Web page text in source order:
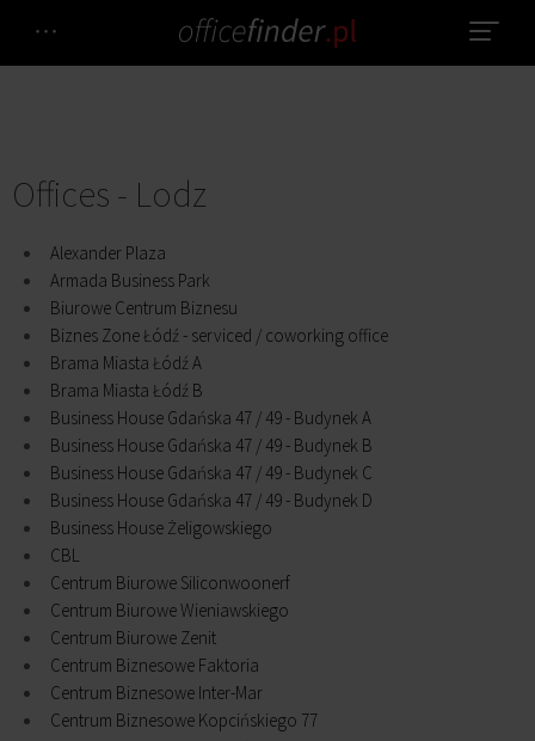
Offices - Lodz
Alexander Plaza
Armada Business Park
Biurowe Centrum Biznesu
Biznes Zone Łódź - serviced / coworking office
Brama Miasta Łódź A
Brama Miasta Łódź B
Business House Gdańska 47 / 49 - Budynek A
Business House Gdańska 47 / 49 - Budynek B
Business House Gdańska 47 / 49 - Budynek C
Business House Gdańska 47 / 49 - Budynek D
Business House Żeligowskiego
CBL
Centrum Biurowe Siliconwoonerf
Centrum Biurowe Wieniawskiego
Centrum Biurowe Zenit
Centrum Biznesowe Faktoria
Centrum Biznesowe Inter-Mar
Centrum Biznesowe Kopcińskiego 77